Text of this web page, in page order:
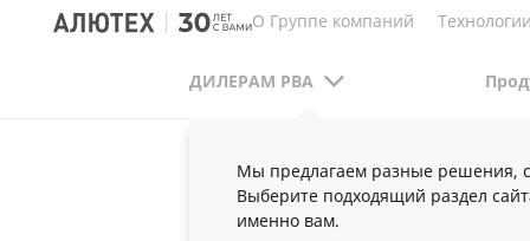
О Группе компаний
ДИЛЕРАМ РВА
Мы предлагаем разные решения,
Выберите подходящий раздел
именно вам.
ДИЛЕРАМ РВА ПУБЛИКАЦИИ НОВОСТИ